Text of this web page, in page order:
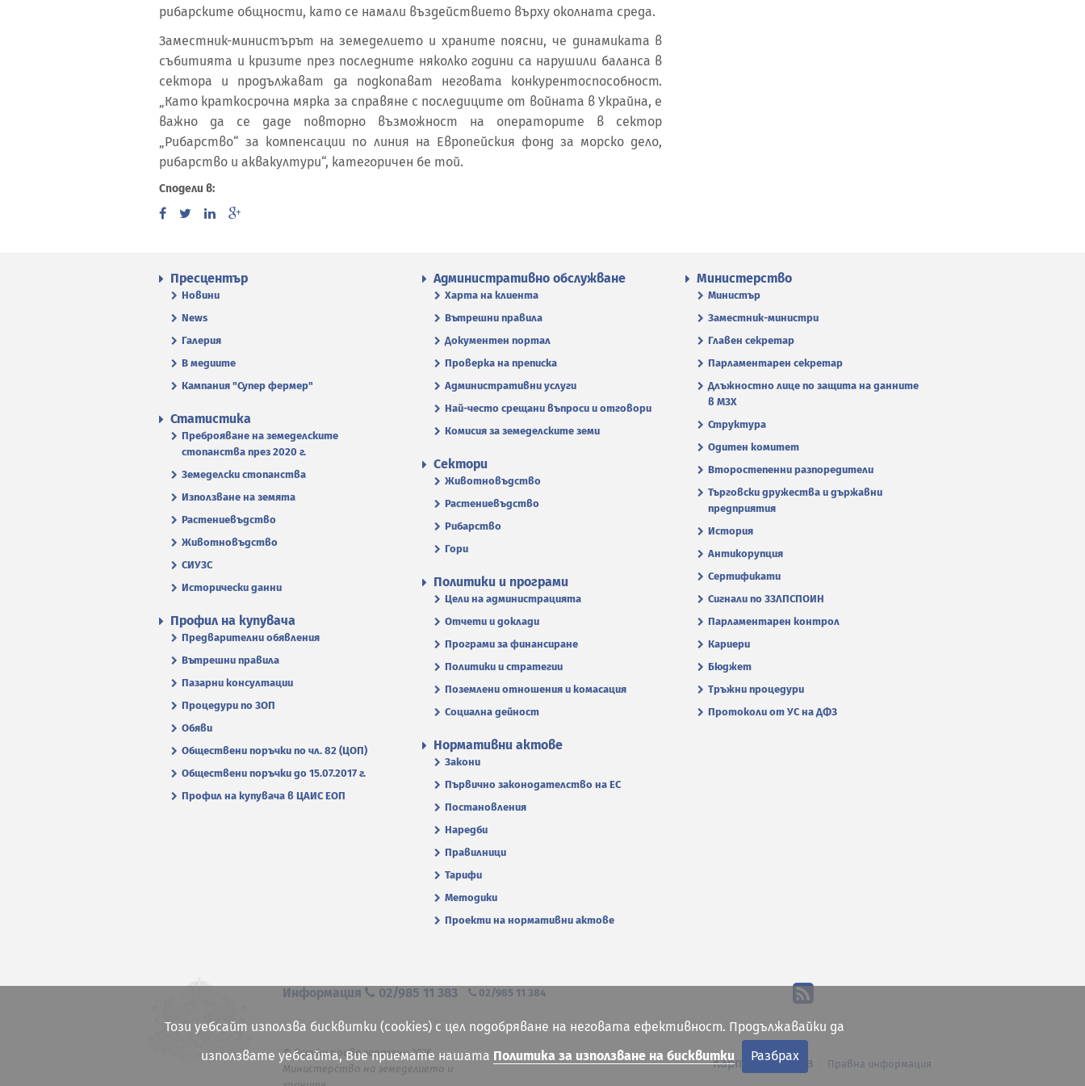
рибарските общности, като се намали въздействието върху околната среда.
Заместник-министърът на земеделието и храните поясни, че динамиката в
събитията и кризите през последните няколко години са нарушили баланса в
сектора и продължават да подкопават неговата конкурентоспособност.
„Като краткосрочна мярка за справяне с последиците от войната в Украйна, е
важно да се даде повторно възможност на операторите в сектор
„Рибарство“ за компенсации по линия на Европейския фонд за морско дело,
рибарство и аквакултури“, категоричен бе той.
Сподели в:
Пресцентър
Новини
News
Галерия
В медиите
Кампания "Супер фермер"
Административно обслужване
Харта на клиента
Вътрешни правила
Документен портал
Проверка на преписка
Административни услуги
Най-често срещани въпроси и отговори
Комисия за земеделските земи
Министерство
Министър
Заместник-министри
Главен секретар
Парламентарен секретар
Длъжностно лице по защита на данните
в МЗХ
Структура
Одитен комитет
Второстепенни разпоредители
Търговски дружества и държавни
предприятия
История
Антикорупция
Сертификати
Сигнали по ЗЗЛПСПОИН
Парламентарен контрол
Кариери
Бюджет
Тръжни процедури
Протоколи от УС на ДФЗ
Статистика
Преброяване на земеделските
стопанства през 2020 г.
Земеделски стопанства
Използване на земята
Растениевъдство
Животновъдство
СИУЗС
Исторически данни
Сектори
Животновъдство
Растениевъдство
Рибарство
Гори
Политики и програми
Цели на администрацията
Отчети и доклади
Програми за финансиране
Политики и стратегии
Поземлени отношения и комасация
Социална дейност
Профил на купувача
Предварителни обявления
Вътрешни правила
Пазарни консултации
Процедури по ЗОП
Обяви
Обществени поръчки по чл. 82 (ЦОП)
Обществени поръчки до 15.07.2017 г.
Профил на купувача в ЦАИС ЕОП
Нормативни актове
Закони
Първично законодателство на ЕС
Постановления
Наредби
Правилници
Тарифи
Методики
Проекти на нормативни актове
Информация 02/985 11 383 02/985 11 384
© Всички права запазени 2026
Министерство на земеделието и
Карта на сайта Правна информация
Този уебсайт използва бисквитки (cookies) с цел подобряване на неговата ефективност. Продължавайки да
използвате уебсайта, Вие приемате нашата Политика за използване на бисквитки Разбрах